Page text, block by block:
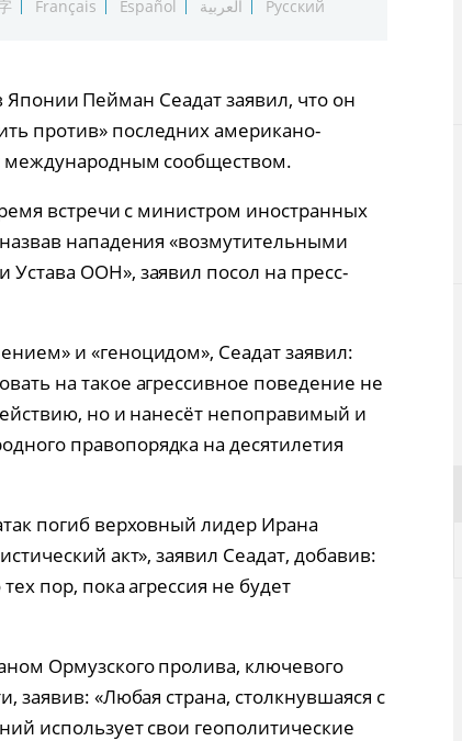
Français Español العربية Русский
Японии Пейман Сеадат заявил, что он
против» последних американо-
международным сообществом.
встречи с министром иностранных
нападения «возмутительными
ООН», заявил посол на пресс-
и «геноцидом», Сеадат заявил:
на такое агрессивное поведение не
но и нанесёт непоправимый и
правопорядка на десятилетия
погиб верховный лидер Ирана
акт», заявил Сеадат, добавив:
пор, пока агрессия не будет
Ормузского пролива, ключевого
заявив: «Любая страна, столкнувшаяся с
использует свои геополитические